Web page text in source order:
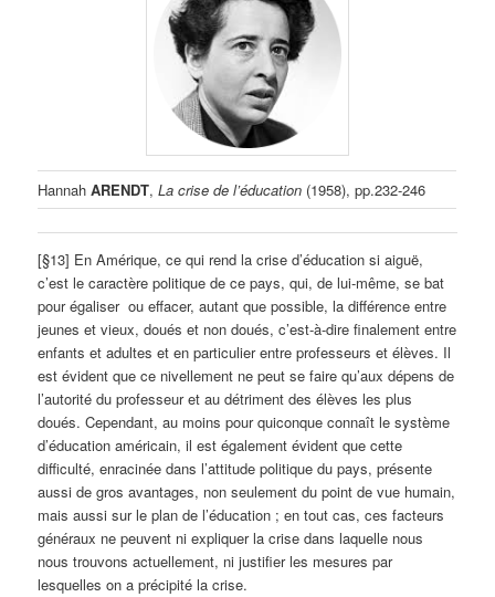
HannahARENDT,La crise de l’éducation (1958), pp.232-246
[§13] En Amérique, ce qui rend la crise d’éducation si aiguë,
c’est le caractère politique de ce pays, qui, de lui-même, se bat
pour égaliser ou effacer, autant que possible, la différence entre
jeunes et vieux, doués et non doués, c’est-à-dire finalement entre
enfants et adultes et en particulier entre professeurs et élèves. Il
est évident que ce nivellement ne peut se faire qu’aux dépens de
l’autorité du professeur et au détriment des élèves les plus
doués. Cependant, au moins pour quiconque connaît le système
d’éducation américain, il est également évident que cette
difficulté, enracinée dans l’attitude politique du pays, présente
aussi de gros avantages, non seulement du point de vue humain,
mais aussi sur le plan de l’éducation ; en tout cas, ces facteurs
généraux ne peuvent ni expliquer la crise dans laquelle nous
nous trouvons actuellement, ni justifier les mesures par
lesquelles on a précipité la crise.